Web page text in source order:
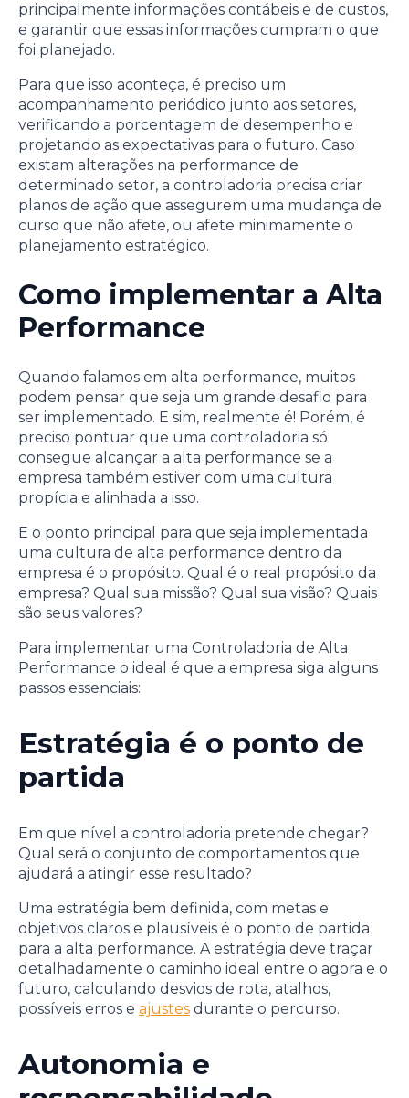
principalmente informações contábeis e de custos,
e garantir que essas informações cumpram o que
foi planejado.
Para que isso aconteça, é preciso um
acompanhamento periódico junto aos setores,
verificando a porcentagem de desempenho e
projetando as expectativas para o futuro. Caso
existam alterações na performance de
determinado setor, a controladoria precisa criar
planos de ação que assegurem uma mudança de
curso que não afete, ou afete minimamente o
planejamento estratégico.
Como implementar a Alta
Performance
Quando falamos em alta performance, muitos
podem pensar que seja um grande desafio para
ser implementado. E sim, realmente é! Porém, é
preciso pontuar que uma controladoria só
consegue alcançar a alta performance se a
empresa também estiver com uma cultura
propícia e alinhada a isso.
E o ponto principal para que seja implementada
uma cultura de alta performance dentro da
empresa é o propósito. Qual é o real propósito da
empresa? Qual sua missão? Qual sua visão? Quais
são seus valores?
Para implementar uma Controladoria de Alta
Performance o ideal é que a empresa siga alguns
passos essenciais:
Estratégia é o ponto de
partida
Em que nível a controladoria pretende chegar?
Qual será o conjunto de comportamentos que
ajudará a atingir esse resultado?
Uma estratégia bem definida, com metas e
objetivos claros e plausíveis é o ponto de partida
para a alta performance. A estratégia deve traçar
detalhadamente o caminho ideal entre o agora e o
futuro, calculando desvios de rota, atalhos,
possíveis erros e ajustes durante o percurso.
Autonomia e